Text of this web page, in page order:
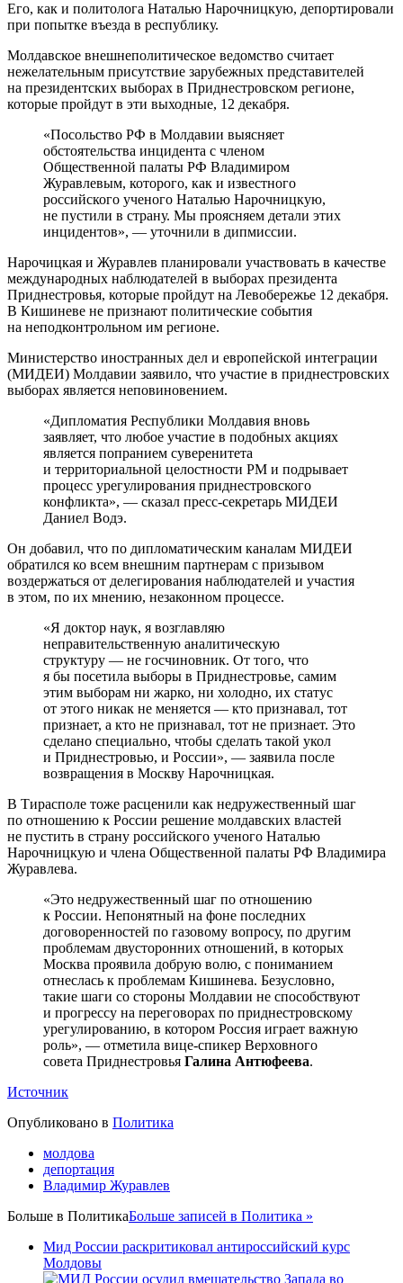
Его, как и политолога Наталью Нарочницкую, депортировали
при попытке въезда в республику.
Молдавское внешнеполитическое ведомство считает
нежелательным присутствие зарубежных представителей
на президентских выборах в Приднестровском регионе,
которые пройдут в эти выходные, 12 декабря.
«Посольство РФ в Молдавии выясняет
обстоятельства инцидента с членом
Общественной палаты РФ Владимиром
Журавлевым, которого, как и известного
российского ученого Наталью Нарочницкую,
не пустили в страну. Мы проясняем детали этих
инцидентов», — уточнили в дипмиссии.
Нарочицкая и Журавлев планировали участвовать в качестве
международных наблюдателей в выборах президента
Приднестровья, которые пройдут на Левобережье 12 декабря.
В Кишиневе не признают политические события
на неподконтрольном им регионе.
Министерство иностранных дел и европейской интеграции
(МИДЕИ) Молдавии заявило, что участие в приднестровских
выборах является неповиновением.
«Дипломатия Республики Молдавия вновь
заявляет, что любое участие в подобных акциях
является попранием суверенитета
и территориальной целостности РМ и подрывает
процесс урегулирования приднестровского
конфликта», — сказал пресс-секретарь МИДЕИ
Даниел Водэ.
Он добавил, что по дипломатическим каналам МИДЕИ
обратился ко всем внешним партнерам с призывом
воздержаться от делегирования наблюдателей и участия
в этом, по их мнению, незаконном процессе.
«Я доктор наук, я возглавляю
неправительственную аналитическую
структуру — не госчиновник. От того, что
я бы посетила выборы в Приднестровье, самим
этим выборам ни жарко, ни холодно, их статус
от этого никак не меняется — кто признавал, тот
признает, а кто не признавал, тот не признает. Это
сделано специально, чтобы сделать такой укол
и Приднестровью, и России», — заявила после
возвращения в Москву Нарочницкая.
В Тирасполе тоже расценили как недружественный шаг
по отношению к России решение молдавских властей
не пустить в страну российского ученого Наталью
Нарочницкую и члена Общественной палаты РФ Владимира
Журавлева.
«Это недружественный шаг по отношению
к России. Непонятный на фоне последних
договоренностей по газовому вопросу, по другим
проблемам двусторонних отношений, в которых
Москва проявила добрую волю, с пониманием
отнеслась к проблемам Кишинева. Безусловно,
такие шаги со стороны Молдавии не способствуют
и прогрессу на переговорах по приднестровскому
урегулированию, в котором Россия играет важную
роль», — отметила вице-спикер Верховного
совета Приднестровья Галина Антюфеева.
Источник
Опубликовано в Политика
молдова
депортация
Владимир Журавлев
Больше в ПолитикаБольше записей в Политика »
Мид России раскритиковал антироссийский курс
Молдовы